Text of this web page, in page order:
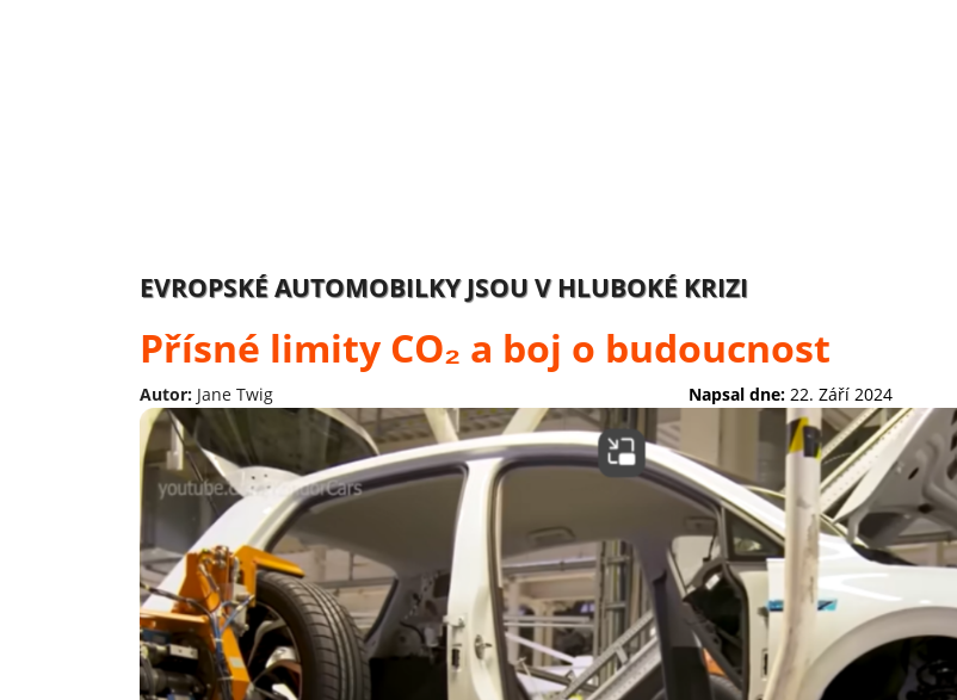
EVROPSKÉ AUTOMOBILKY JSOU V HLUBOKÉ KRIZI
Přísné limity CO₂ a boj o budoucnost
Autor: Jane Twig Napsal dne: 22. Září 2024